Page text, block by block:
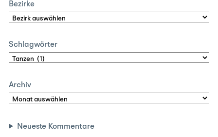
Bezirke
Schlagwörter
Archiv
Neueste Kommentare